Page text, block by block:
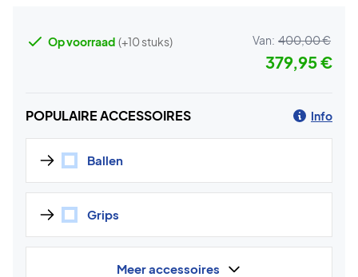
Op voorraad (+10 stuks) Van: 400,00 €
379,95 €
POPULAIRE ACCESSOIRES Info
Ballen
Grips
Meer accessoires